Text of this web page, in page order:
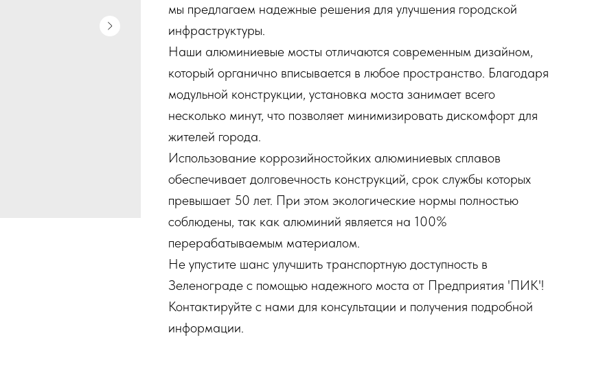
мы предлагаем надежные решения для улучшения городской
инфраструктуры.
Наши алюминиевые мосты отличаются современным дизайном,
который органично вписывается в любое пространство. Благодаря
модульной конструкции, установка моста занимает всего
несколько минут, что позволяет минимизировать дискомфорт для
жителей города.
Использование коррозийностойких алюминиевых сплавов
обеспечивает долговечность конструкций, срок службы которых
превышает 50 лет. При этом экологические нормы полностью
соблюдены, так как алюминий является на 100%
перерабатываемым материалом.
Не упустите шанс улучшить транспортную доступность в
Зеленограде с помощью надежного моста от Предприятия 'ПИК'!
Контактируйте с нами для консультации и получения подробной
информации.